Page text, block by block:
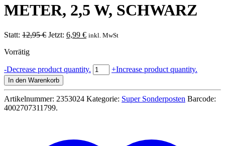
METER, 2,5 W, SCHWARZ
Statt: 12,95€ Ursprünglicher
Jetzt: 6,99 €Aktueller
inkl. MwSt
Vorrätig
-Decrease product quantity. TV-
BELEUCHTUNGS
METER,
+Increase product quantity.
In den Warenkorb
Artikelnummer: 2353024 Kategorie: Super Sonderposten Barcode:
4002707311799.